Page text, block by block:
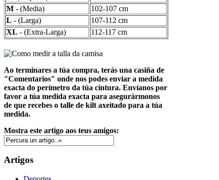
M - (Media)
102-107 cm
L - (Larga)
107-112 cm
XL - (Extra-Larga) 112-117 cm
Ao terminares a túa compra, terás una casiña de
"Comentarios" onde nos podes enviar a medida
exacta do perímetro da túa cintura. Envíanos por
favor a túa medida exacta para asegurármonos
de que recebes o talle de kilt axeitado para a túa
medida.
Mostra este artigo aos teus amigos:
Artigos